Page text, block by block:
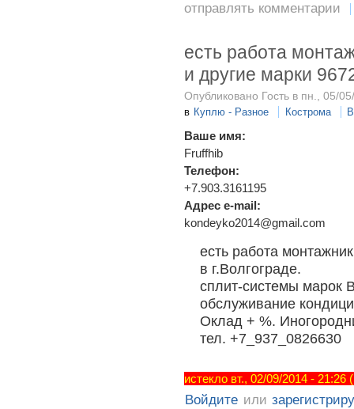
отправлять комментарии
есть работа
и другие марки
Опубликовано Гость в пн., 05/
в Куплю - Разное Кострома
Ваше имя:
Fruffhib
Телефон:
+7.903.3161195
Адрес e-mail:
kondeyko2014@gmail.com
есть работа
в г.Волгограде.
сплит-системы марок
обслуживание
Оклад + %.
тел. +7_937_0826630
истекло вт., 02/09/2014 -
Войдите или